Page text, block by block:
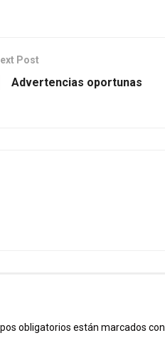
Post
Advertencias oportunas
obligatorios están marcados con